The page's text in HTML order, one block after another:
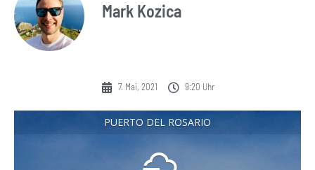
Mark Kozica
7. Mai, 2021 9:20 Uhr
PUERTO DEL ROSARIO